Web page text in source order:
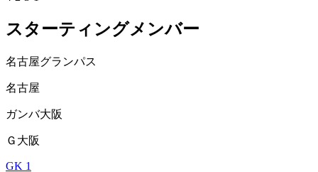
スターティングメンバー
名古屋グランパス
名古屋
ガンバ大阪
Ｇ大阪
GK 1